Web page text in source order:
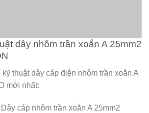
dây nhôm trần xoắn A 25mm2
thuật dây cáp điện nhôm trần xoắn A
mới nhất:
cáp nhôm trần xoắn A 25mm2